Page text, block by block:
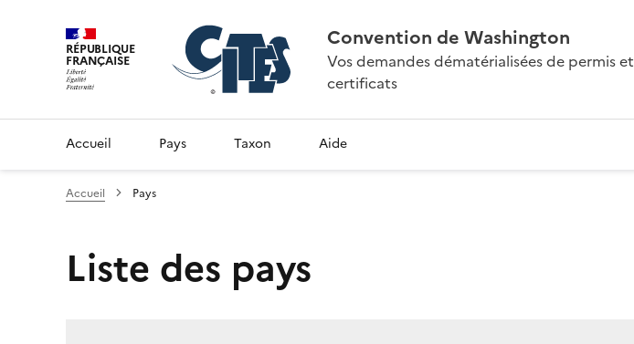
RÉPUBLIQUE
FRANÇAISE
Convention de Washington
Vos demandes dématérialisées de permis et
certificats
Accueil Pays Taxon Aide
Accueil Pays
Liste des pays